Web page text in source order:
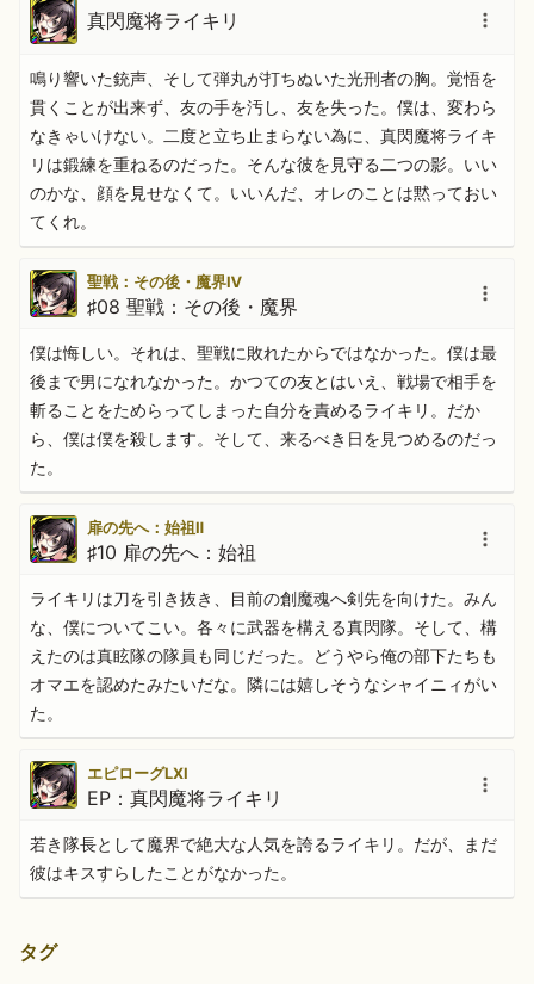
真閃魔将ライキリ
鳴り響いた銃声、そして弾丸が打ちぬいた光刑者の胸。覚悟を
貫くことが出来ず、友の手を汚し、友を失った。僕は、変わら
なきゃいけない。二度と立ち止まらない為に、真閃魔将ライキ
リは鍛練を重ねるのだった。そんな彼を見守る二つの影。いい
のかな、顔を見せなくて。いいんだ、オレのことは黙っておい
てくれ。
聖戦：その後・魔界Ⅳ
♯08 聖戦：その後・魔界
僕は悔しい。それは、聖戦に敗れたからではなかった。僕は最
後まで男になれなかった。かつての友とはいえ、戦場で相手を
斬ることをためらってしまった自分を責めるライキリ。だか
ら、僕は僕を殺します。そして、来るべき日を見つめるのだっ
た。
扉の先へ：始祖Ⅱ
♯10 扉の先へ：始祖
ライキリは刀を引き抜き、目前の創魔魂へ剣先を向けた。みん
な、僕についてこい。各々に武器を構える真閃隊。そして、構
えたのは真眩隊の隊員も同じだった。どうやら俺の部下たちも
オマエを認めたみたいだな。隣には嬉しそうなシャイニィがい
た。
エピローグLXI
EP：真閃魔将ライキリ
若き隊長として魔界で絶大な人気を誇るライキリ。だが、まだ
彼はキスすらしたことがなかった。
タグ